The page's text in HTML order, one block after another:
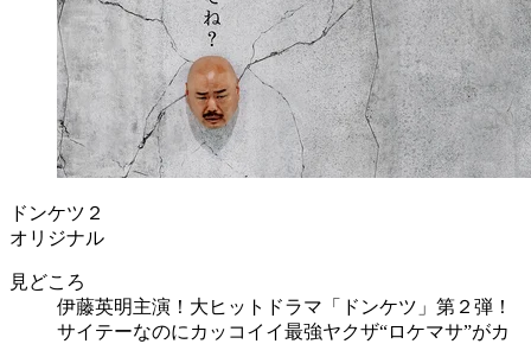
ドンケツ２
オリジナル
見どころ
伊藤英明主演！大ヒットドラマ「ドンケツ」第２弾！
サイテーなのにカッコイイ最強ヤクザ“ロケマサ”がカ